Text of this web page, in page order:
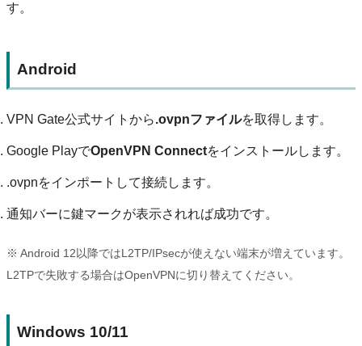
す。
Android
VPN Gate公式サイトから.ovpnファイルを取得します。
Google PlayでOpenVPN Connectをインストールします。
.ovpnをインポートして接続します。
通知バーに鍵マークが表示されれば成功です。
※ Android 12以降ではL2TP/IPsecが使えない端末が増えています。
L2TPで失敗する場合はOpenVPNに切り替えてください。
Windows 10/11